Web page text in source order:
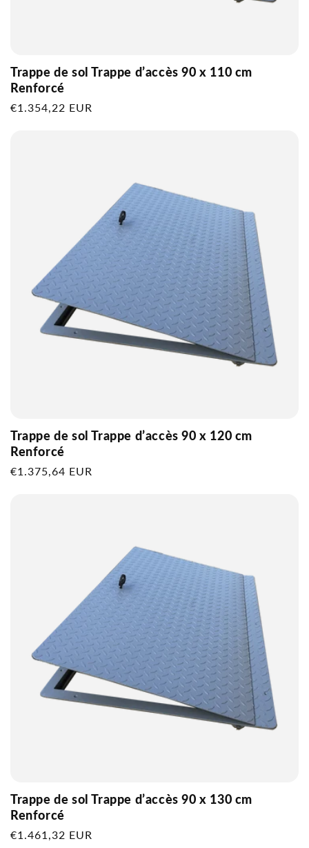
Trappe de sol Trappe d’accès 90 x 110 cm
Renforcé
Prix
€1.354,22 EUR
Trappe de sol Trappe d’accès 90 x 120 cm
Renforcé
Prix
€1.375,64 EUR
Trappe de sol Trappe d’accès 90 x 130 cm
Renforcé
Prix
€1.461,32 EUR